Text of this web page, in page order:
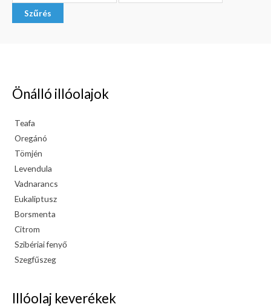
Szűrés
Önálló illóolajok
Teafa
Oregánó
Tömjén
Levendula
Vadnarancs
Eukaliptusz
Borsmenta
Citrom
Szibériai fenyő
Szegfűszeg
Illóolaj keverékek